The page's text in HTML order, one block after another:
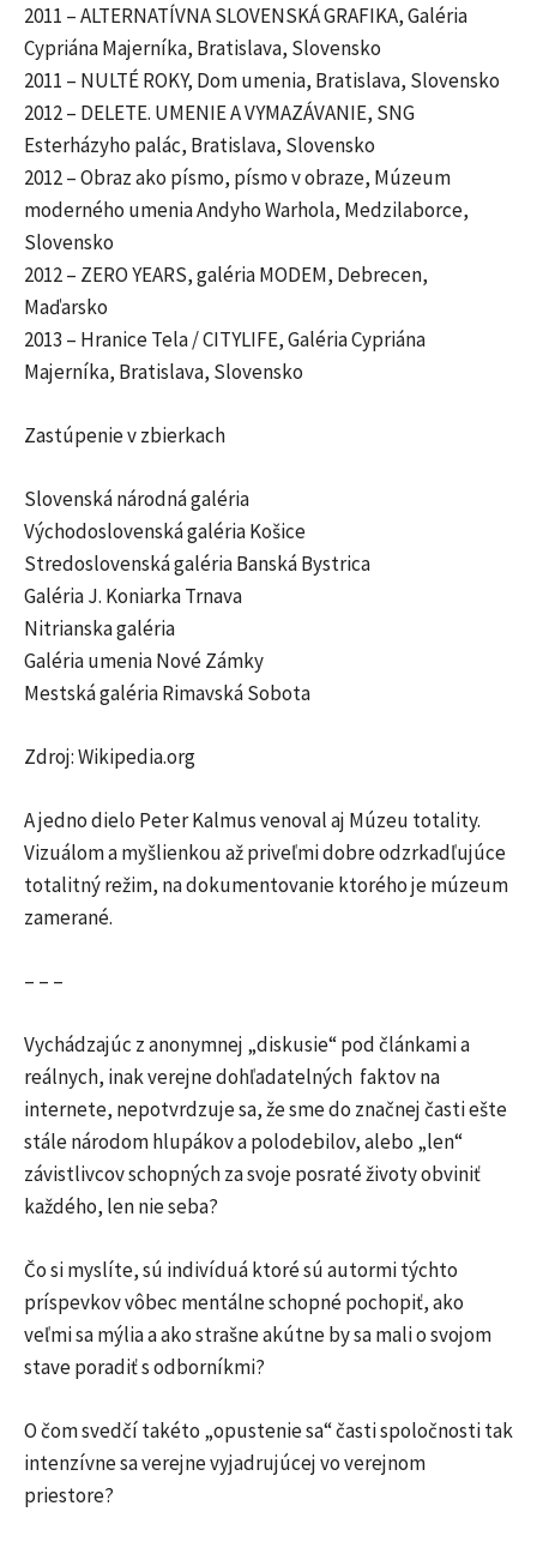
2011 – ALTERNATÍVNA SLOVENSKÁ GRAFIKA, Galéria
Cypriána Majerníka, Bratislava, Slovensko
2011 – NULTÉ ROKY, Dom umenia, Bratislava, Slovensko
2012 – DELETE. UMENIE A VYMAZÁVANIE, SNG
Esterházyho palác, Bratislava, Slovensko
2012 – Obraz ako písmo, písmo v obraze, Múzeum
moderného umenia Andyho Warhola, Medzilaborce,
Slovensko
2012 – ZERO YEARS, galéria MODEM, Debrecen,
Maďarsko
2013 – Hranice Tela / CITYLIFE, Galéria Cypriána
Majerníka, Bratislava, Slovensko
Zastúpenie v zbierkach
Slovenská národná galéria
Východoslovenská galéria Košice
Stredoslovenská galéria Banská Bystrica
Galéria J. Koniarka Trnava
Nitrianska galéria
Galéria umenia Nové Zámky
Mestská galéria Rimavská Sobota
Zdroj: Wikipedia.org
A jedno dielo Peter Kalmus venoval aj Múzeu totality.
Vizuálom a myšlienkou až priveľmi dobre odzrkadľujúce
totalitný režim, na dokumentovanie ktorého je múzeum
zamerané.
– – –
Vychádzajúc z anonymnej „diskusie“ pod článkami a
reálnych, inak verejne dohľadatelných faktov na
internete, nepotvrdzuje sa, že sme do značnej časti ešte
stále národom hlupákov a polodebilov, alebo „len“
závistlivcov schopných za svoje posraté životy obviniť
každého, len nie seba?
Čo si myslíte, sú indivíduá ktoré sú autormi týchto
príspevkov vôbec mentálne schopné pochopiť, ako
veľmi sa mýlia a ako strašne akútne by sa mali o svojom
stave poradiť s odborníkmi?
O čom svedčí takéto „opustenie sa“ časti spoločnosti tak
intenzívne sa verejne vyjadrujúcej vo verejnom
priestore?